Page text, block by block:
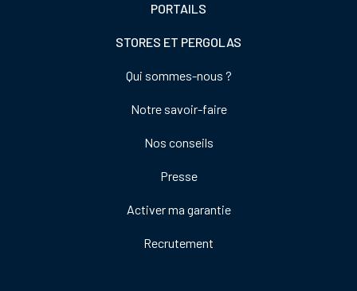
PORTAILS
STORES ET PERGOLAS
Qui sommes-nous ?
Notre savoir-faire
Nos conseils
Presse
Activer ma garantie
Recrutement